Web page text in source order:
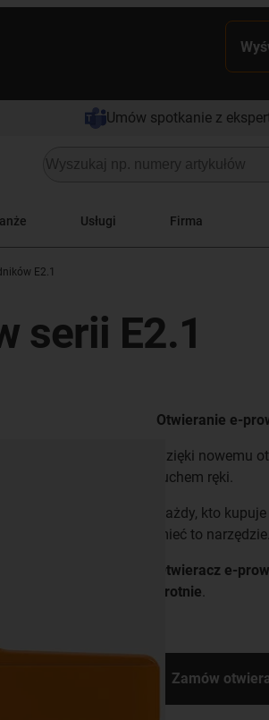
Umów spotkanie z
Usługi Firma
E2.1
serii E2.1
Otwieranie e-
Dzięki nowemu
ruchem ręki.
Każdy, kto
mieć to narzędzie.
Otwieracz e-
krotnie.
Zamów